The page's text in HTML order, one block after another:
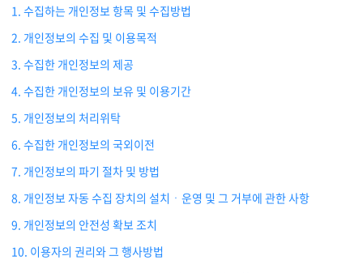
1. 수집하는 개인정보 항목 및 수집방법
2. 개인정보의 수집 및 이용목적
3. 수집한 개인정보의 제공
4. 수집한 개인정보의 보유 및 이용기간
5. 개인정보의 처리위탁
6. 수집한 개인정보의 국외이전
7. 개인정보의 파기 절차 및 방법
8. 개인정보 자동 수집 장치의 설치ㆍ운영 및 그 거부에 관한 사항
9. 개인정보의 안전성 확보 조치
10. 이용자의 권리와 그 행사방법